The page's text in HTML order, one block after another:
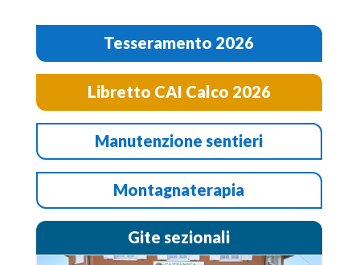
Tesseramento 2026
Libretto CAI Calco 2026
Manutenzione sentieri
Montagnaterapia
Gite sezionali